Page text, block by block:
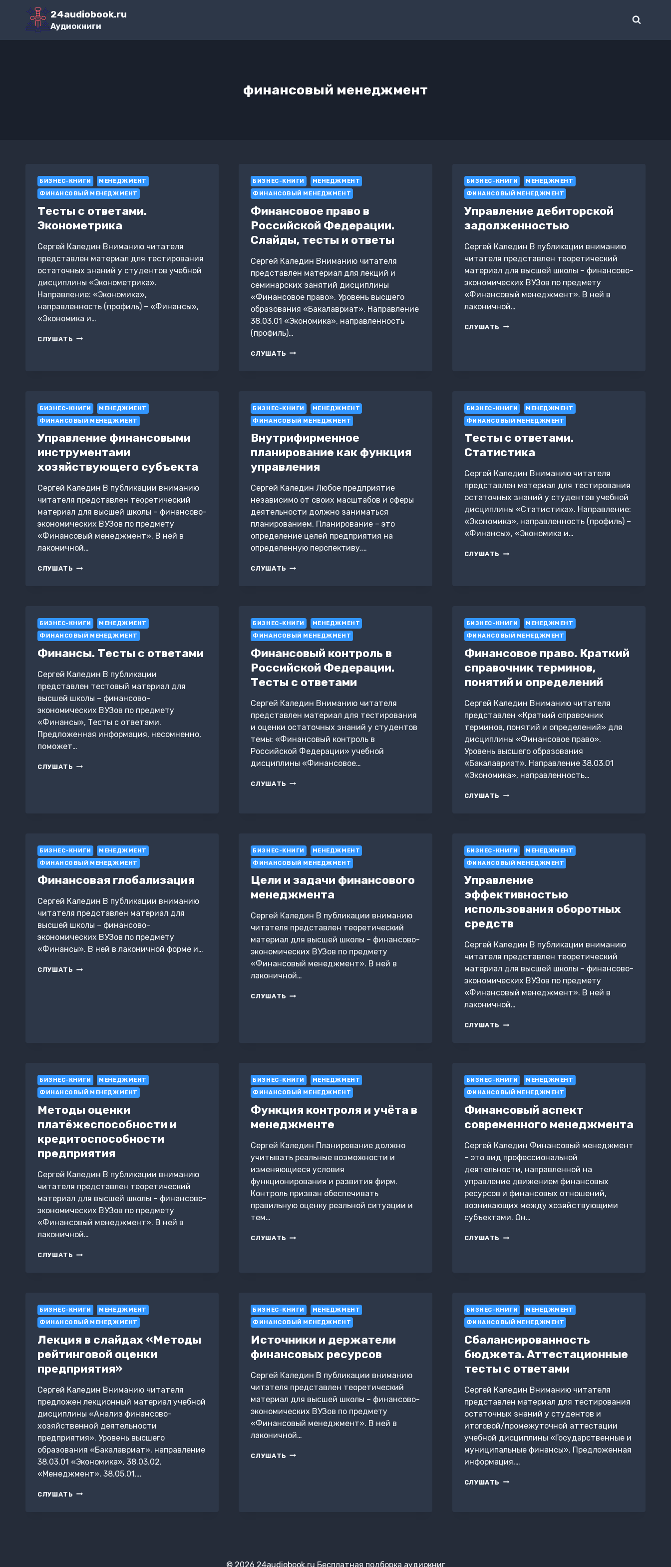
Перейти
содержимому
24audiobook.ru
Аудиокниги
финансовый менеджмент
БИЗНЕС-КНИГИ
МЕНЕДЖМЕНТ
ФИНАНСОВЫЙ МЕНЕДЖМЕНТ
Тесты с ответами.
Эконометрика
Сергей Каледин Вниманию читателя
представлен материал для тестирования
остаточных знаний у студентов учебной
дисциплины «Эконометрика».
Направление: «Экономика»,
направленность (профиль) – «Финансы»,
«Экономика и…
СЛУШАТЬ ТЕСТЫ
БИЗНЕС-КНИГИ
МЕНЕДЖМЕНТ
ФИНАНСОВЫЙ МЕНЕДЖМЕНТ
Финансовое право в
Российской Федерации.
Слайды, тесты и ответы
Сергей Каледин Вниманию читателя
представлен материал для лекций и
семинарских занятий дисциплины
«Финансовое право». Уровень высшего
образования «Бакалавриат». Направление
38.03.01 «Экономика», направленность
(профиль)…
СЛУШАТЬ ФИНАНСОВОЕ
ТЕСТЫ
И
ОТВЕТЫ
БИЗНЕС-КНИГИ
МЕНЕДЖМЕНТ
ФИНАНСОВЫЙ МЕНЕДЖМЕНТ
Управление дебиторской
задолженностью
Сергей Каледин В публикации вниманию
читателя представлен теоретический
материал для высшей школы – финансово-
экономических ВУЗов по предмету
«Финансовый менеджмент». В ней в
лаконичной…
СЛУШАТЬ УПРАВЛЕНИЕ
БИЗНЕС-КНИГИ
МЕНЕДЖМЕНТ
ФИНАНСОВЫЙ МЕНЕДЖМЕНТ
Управление финансовыми
инструментами
хозяйствующего субъекта
Сергей Каледин В публикации вниманию
читателя представлен теоретический
материал для высшей школы – финансово-
экономических ВУЗов по предмету
«Финансовый менеджмент». В ней в
лаконичной…
СЛУШАТЬ УПРАВЛЕНИЕ
БИЗНЕС-КНИГИ
МЕНЕДЖМЕНТ
ФИНАНСОВЫЙ МЕНЕДЖМЕНТ
Внутрифирменное
планирование как функция
управления
Сергей Каледин Любое предприятие
независимо от своих масштабов и сферы
деятельности должно заниматься
планированием. Планирование – это
определение целей предприятия на
определенную перспективу,…
СЛУШАТЬ ВНУТРИФИРМЕННОЕ
БИЗНЕС-КНИГИ
МЕНЕДЖМЕНТ
ФИНАНСОВЫЙ МЕНЕДЖМЕНТ
Тесты с ответами.
Статистика
Сергей Каледин Вниманию читателя
представлен материал для тестирования
остаточных знаний у студентов учебной
дисциплины «Статистика». Направление:
«Экономика», направленность (профиль) –
«Финансы», «Экономика и…
СЛУШАТЬ ТЕСТЫ
БИЗНЕС-КНИГИ
МЕНЕДЖМЕНТ
ФИНАНСОВЫЙ МЕНЕДЖМЕНТ
Финансы. Тесты с ответами
Сергей Каледин В публикации
представлен тестовый материал для
высшей школы – финансово-
экономических ВУЗов по предмету
«Финансы», Тесты с ответами.
Предложенная информация, несомненно,
поможет…
СЛУШАТЬ ФИНАНСЫ.
БИЗНЕС-КНИГИ
МЕНЕДЖМЕНТ
ФИНАНСОВЫЙ МЕНЕДЖМЕНТ
Финансовый контроль в
Российской Федерации.
Тесты с ответами
Сергей Каледин Вниманию читателя
представлен материал для тестирования
и оценки остаточных знаний у студентов
темы: «Финансовый контроль в
Российской Федерации» учебной
дисциплины «Финансовое…
СЛУШАТЬ ФИНАНСОВЫЙ
ОТВЕТАМИ
БИЗНЕС-КНИГИ
МЕНЕДЖМЕНТ
ФИНАНСОВЫЙ МЕНЕДЖМЕНТ
Финансовое право. Краткий
справочник терминов,
понятий и определений
Сергей Каледин Вниманию читателя
представлен «Краткий справочник
терминов, понятий и определений» для
дисциплины «Финансовое право».
Уровень высшего образования
«Бакалавриат». Направление 38.03.01
«Экономика», направленность…
СЛУШАТЬ ФИНАНСОВОЕ
И
ОПРЕДЕЛЕНИЙ
БИЗНЕС-КНИГИ
МЕНЕДЖМЕНТ
ФИНАНСОВЫЙ МЕНЕДЖМЕНТ
Финансовая глобализация
Сергей Каледин В публикации вниманию
читателя представлен материал для
высшей школы – финансово-
экономических ВУЗов по предмету
«Финансы». В ней в лаконичной форме и…
СЛУШАТЬ ФИНАНСОВАЯ
БИЗНЕС-КНИГИ
МЕНЕДЖМЕНТ
ФИНАНСОВЫЙ МЕНЕДЖМЕНТ
Цели и задачи финансового
менеджмента
Сергей Каледин В публикации вниманию
читателя представлен теоретический
материал для высшей школы – финансово-
экономических ВУЗов по предмету
«Финансовый менеджмент». В ней в
лаконичной…
СЛУШАТЬ ЦЕЛИ
БИЗНЕС-КНИГИ
МЕНЕДЖМЕНТ
ФИНАНСОВЫЙ МЕНЕДЖМЕНТ
Управление
эффективностью
использования оборотных
средств
Сергей Каледин В публикации вниманию
читателя представлен теоретический
материал для высшей школы – финансово-
экономических ВУЗов по предмету
«Финансовый менеджмент». В ней в
лаконичной…
СЛУШАТЬ УПРАВЛЕНИЕ
БИЗНЕС-КНИГИ
МЕНЕДЖМЕНТ
ФИНАНСОВЫЙ МЕНЕДЖМЕНТ
Методы оценки
платёжеспособности и
кредитоспособности
предприятия
Сергей Каледин В публикации вниманию
читателя представлен теоретический
материал для высшей школы – финансово-
экономических ВУЗов по предмету
«Финансовый менеджмент». В ней в
лаконичной…
СЛУШАТЬ МЕТОДЫ
БИЗНЕС-КНИГИ
МЕНЕДЖМЕНТ
ФИНАНСОВЫЙ МЕНЕДЖМЕНТ
Функция контроля и учёта в
менеджменте
Сергей Каледин Планирование должно
учитывать реальные возможности и
изменяющиеся условия
функционирования и развития фирм.
Контроль призван обеспечивать
правильную оценку реальной ситуации и
тем…
СЛУШАТЬ ФУНКЦИЯ
БИЗНЕС-КНИГИ
МЕНЕДЖМЕНТ
ФИНАНСОВЫЙ МЕНЕДЖМЕНТ
Финансовый аспект
современного менеджмента
Сергей Каледин Финансовый менеджмент
– это вид профессиональной
деятельности, направленной на
управление движением финансовых
ресурсов и финансовых отношений,
возникающих между хозяйствующими
субъектами. Он…
СЛУШАТЬ ФИНАНСОВЫЙ
БИЗНЕС-КНИГИ
МЕНЕДЖМЕНТ
ФИНАНСОВЫЙ МЕНЕДЖМЕНТ
Лекция в слайдах «Методы
рейтинговой оценки
предприятия»
Сергей Каледин Вниманию читателя
предложен лекционный материал учебной
дисциплины «Анализ финансово-
хозяйственной деятельности
предприятия». Уровень высшего
образования «Бакалавриат», направление
38.03.01 «Экономика», 38.03.02.
«Менеджмент», 38.05.01….
СЛУШАТЬ ЛЕКЦИЯ
БИЗНЕС-КНИГИ
МЕНЕДЖМЕНТ
ФИНАНСОВЫЙ МЕНЕДЖМЕНТ
Источники и держатели
финансовых ресурсов
Сергей Каледин В публикации вниманию
читателя представлен теоретический
материал для высшей школы – финансово-
экономических ВУЗов по предмету
«Финансовый менеджмент». В ней в
лаконичной…
СЛУШАТЬ ИСТОЧНИКИ
БИЗНЕС-КНИГИ
МЕНЕДЖМЕНТ
ФИНАНСОВЫЙ МЕНЕДЖМЕНТ
Сбалансированность
бюджета. Аттестационные
тесты с ответами
Сергей Каледин Вниманию читателя
представлен материал для тестирования
остаточных знаний у студентов и
итоговой/промежуточной аттестации
учебной дисциплины «Государственные и
муниципальные финансы». Предложенная
информация,…
СЛУШАТЬ СБАЛАНСИРОВАННОСТЬ
© 2026 24audiobook.ru Бесплатная подборка аудиокниг